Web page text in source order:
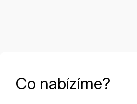
Co nabízíme?